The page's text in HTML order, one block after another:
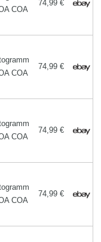
COA
74,99 €
COA
74,99 €
COA
74,99 €
COA
74,99 €